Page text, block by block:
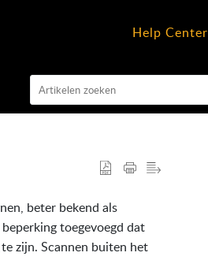
Help Center
beter bekend als
toegevoegd dat
zijn. Scannen buiten het